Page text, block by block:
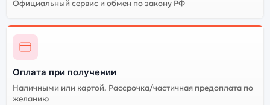
Официальный сервис и обмен по закону РФ
Оплата при получении
Наличными или картой. Рассрочка/частичная предоплата по
желанию